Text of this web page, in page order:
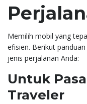
Memilih mobil yang
efisien. Berikut
jenis perjalanan Anda:
Untuk
Traveler